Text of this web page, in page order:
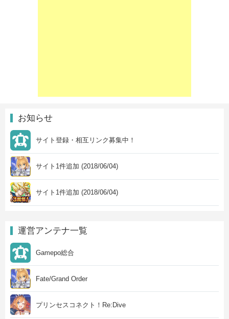
お知らせ
サイト登録・相互リンク募集中！
サイト1件追加 (2018/06/04)
サイト1件追加 (2018/06/04)
運営アンテナ一覧
Gamepo総合
Fate/Grand Order
プリンセスコネクト！Re:Dive